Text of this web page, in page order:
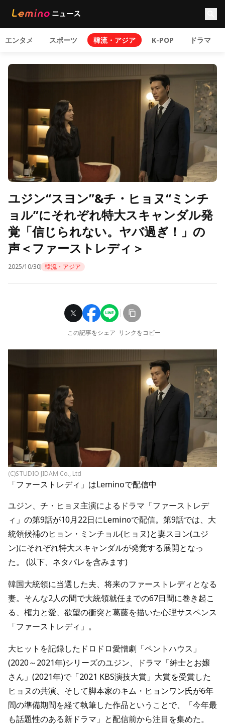
エンタメ スポーツ 韓流・アジア K-POP ドラマ
ユジン“スヨン”&チ・ヒョヌ“ミンチ
ョル”にそれぞれ特大スキャンダル発
覚「信じられない。ヤバ過ぎ！」の
声＜ファーストレディ＞
2025/10/30 韓流・アジア
この記事をシェア リンクをコピー
(C)STUDIO JIDAM Co., Ltd
「ファーストレディ」はLeminoで配信中
ユジン、チ・ヒョヌ主演によるドラマ「ファーストレデ
ィ」の第9話が10月22日にLeminoで配信。第9話では、大
統領候補のヒョン・ミンチョル(ヒョヌ)と妻スヨン(ユジ
ン)にそれぞれ特大スキャンダルが発覚する展開となっ
た。 (以下、ネタバレを含みます)
韓国大統領に当選した夫、将来のファーストレディとなる
妻。そんな2人の間で大統領就任までの67日間に巻き起こ
る、権力と愛、欲望の衝突と葛藤を描いた心理サスペンス
「ファーストレディ」。
大ヒットを記録したドロドロ愛憎劇「ペントハウス」
(2020～2021年)シリーズのユジン、ドラマ「紳士とお嬢
さん」(2021年)で「2021 KBS演技大賞」大賞を受賞した
ヒョヌの共演、そして脚本家のキム・ヒョンワン氏が6年
間の準備期間を経て執筆した作品ということで、「今年最
も話題性のある新ドラマ」と配信前から注目を集めた。